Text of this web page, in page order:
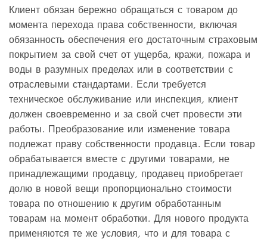
Клиент обязан бережно обращаться с товаром до
момента перехода права собственности, включая
обязанность обеспечения его достаточным страховым
покрытием за свой счет от ущерба, кражи, пожара и
воды в разумных пределах или в соответствии с
отраслевыми стандартами. Если требуется
техническое обслуживание или инспекция, клиент
должен своевременно и за свой счет провести эти
работы. Преобразование или изменение товара
подлежат праву собственности продавца. Если товар
обрабатывается вместе с другими товарами, не
принадлежащими продавцу, продавец приобретает
долю в новой вещи пропорционально стоимости
товара по отношению к другим обработанным
товарам на момент обработки. Для нового продукта
применяются те же условия, что и для товара с